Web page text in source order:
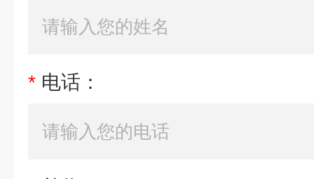
* 电话：